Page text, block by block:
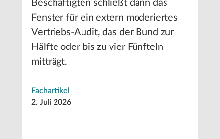
Beschäftigten schließt dann das
Fenster für ein extern moderiertes
Vertriebs-Audit, das der Bund zur
Hälfte oder bis zu vier Fünfteln
mitträgt.
Fachartikel
2. Juli 2026